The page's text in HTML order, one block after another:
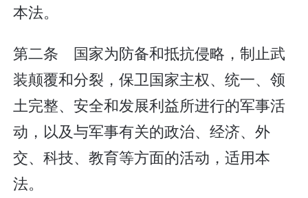
本法。
第二条 国家为防备和抵抗侵略，制止武
装颠覆和分裂，保卫国家主权、统一、领
土完整、安全和发展利益所进行的军事活
动，以及与军事有关的政治、经济、外
交、科技、教育等方面的活动，适用本
法。